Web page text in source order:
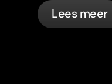
Lees meer